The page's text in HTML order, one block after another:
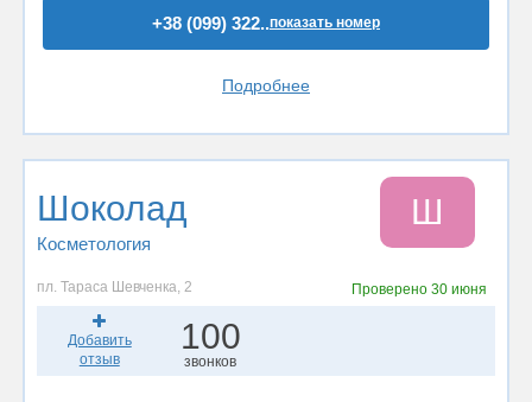
+38 (099) 322..показать номер
Подробнее
Шоколад
Косметология
Ш
пл. Тараса Шевченка, 2 Проверено 30 июня
Добавить
отзыв
100
звонков